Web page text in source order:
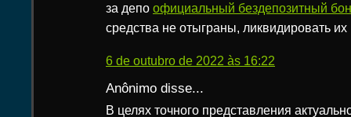
за депо официальный бездепозитный
средства не отыграны, ликвидировать
6 de outubro de 2022 às 16:22
Anônimo disse...
В целях точного представления